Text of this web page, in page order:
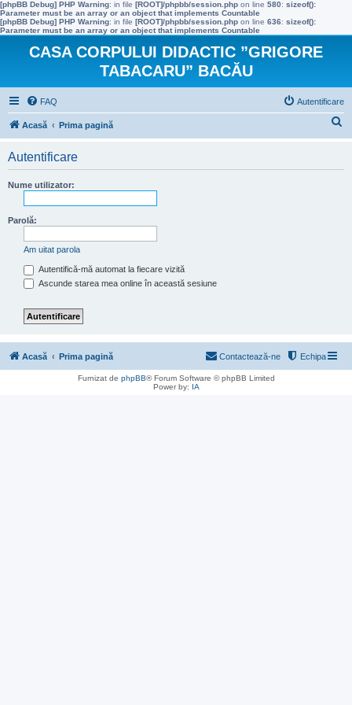
[phpBB Debug] PHP Warning: in file [ROOT]/phpbb/session.php on line 580: sizeof():
Parameter must be an array or an object that implements Countable
[phpBB Debug] PHP Warning: in file [ROOT]/phpbb/session.php on line 636: sizeof():
Parameter must be an array or an object that implements Countable
CASA CORPULUI DIDACTIC ”GRIGORE
TABACARU” BACĂU
FAQ Autentificare
Acasă Prima pagină
Autentificare
Nume utilizator:
Parolă:
Am uitat parola
Autentifică-mă automat la fiecare vizită
Ascunde starea mea online în această sesiune
Acasă Prima pagină Echipa
Contactează-ne
Furnizat de phpBB® Forum Software © phpBB Limited
Power by: IA